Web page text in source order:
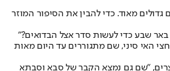
מאוד. כדי להבין את הסיפור המוזר
שבע כדי לעשות סדר אצל הבדואים?"
האי סיני, שם מתגוררים עד היום מאות
"שם גם נמצא הקבר של סבא וסבתא